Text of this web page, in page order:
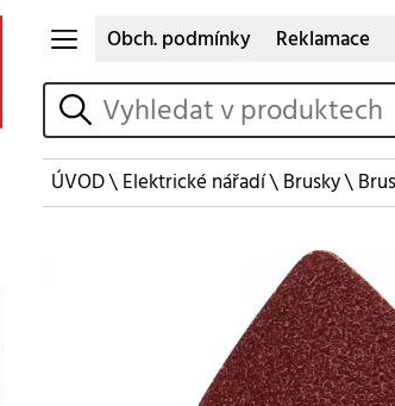
Obch. podmínky Reklamace
vyhledat
ÚVOD\Elektrické nářadí\Brusky\